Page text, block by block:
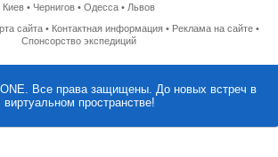
Киев • Чернигов •Одесса • Львов
сайта • Контактная информация • Реклама на сайте •
Спонсорство экспедиций
Все права защищены. До новых встреч в
виртуальном пространстве!